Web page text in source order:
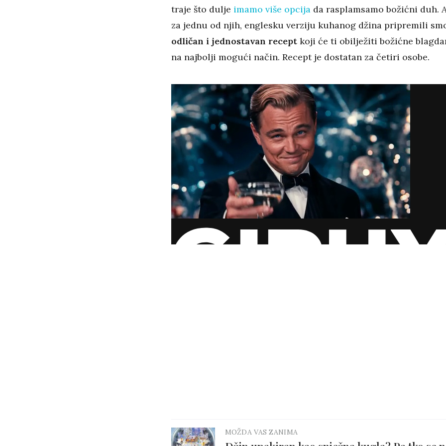
traje što dulje imamo više opcija da rasplamsamo božićni duh.
za jednu od njih, englesku verziju kuhanog džina pripremili
odličan i jednostavan recept koji će ti obilježiti božićne
na najbolji mogući način. Recept je dostatan za četiri osobe.
MOŽDA VAS ZANIMA